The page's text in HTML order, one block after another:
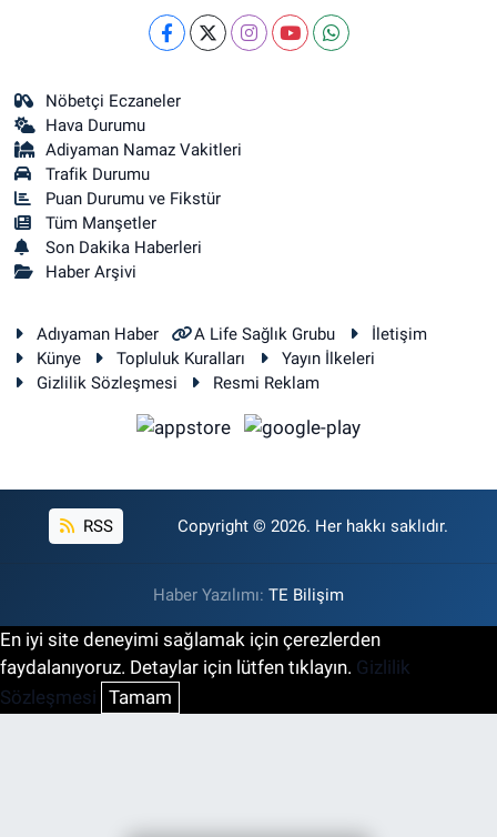
Nöbetçi Eczaneler
Hava Durumu
Adiyaman Namaz Vakitleri
Trafik Durumu
Puan Durumu ve Fikstür
Tüm Manşetler
Son Dakika Haberleri
Haber Arşivi
Adıyaman Haber A Life Sağlık Grubu
İletişim
Künye
Topluluk Kuralları
Yayın İlkeleri
Gizlilik Sözleşmesi
Resmi Reklam
RSS Copyright © 2026. Her hakkı saklıdır.
Haber Yazılımı: TE Bilişim
En iyi site deneyimi sağlamak için çerezlerden
faydalanıyoruz. Detaylar için lütfen tıklayın. Gizlilik
Sözleşmesi Tamam